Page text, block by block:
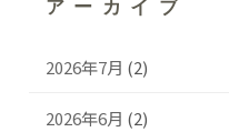
アーカイブ
2026年7月 (2)
2026年6月 (2)